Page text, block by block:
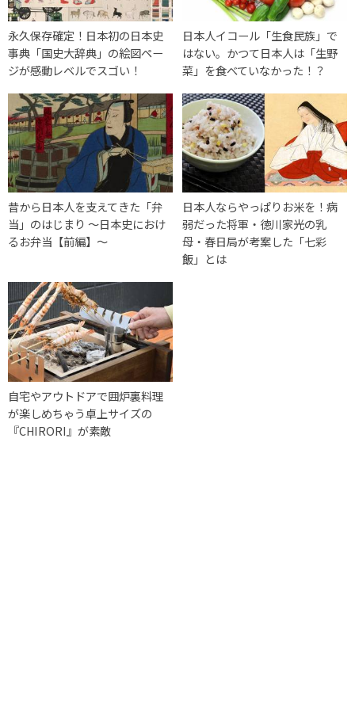
永久保存確定！日本初の日本史
事典「国史大辞典」の絵図ペー
ジが感動レベルでスゴい！
日本人イコール「生食民族」で
はない。かつて日本人は「生野
菜」を食べていなかった！？
昔から日本人を支えてきた「弁
当」のはじまり ～日本史におけ
るお弁当【前編】～
日本人ならやっぱりお米を！病
弱だった将軍・徳川家光の乳
母・春日局が考案した「七彩
飯」とは
自宅やアウトドアで囲炉裏料理
が楽しめちゃう卓上サイズの
『CHIRORI』が素敵